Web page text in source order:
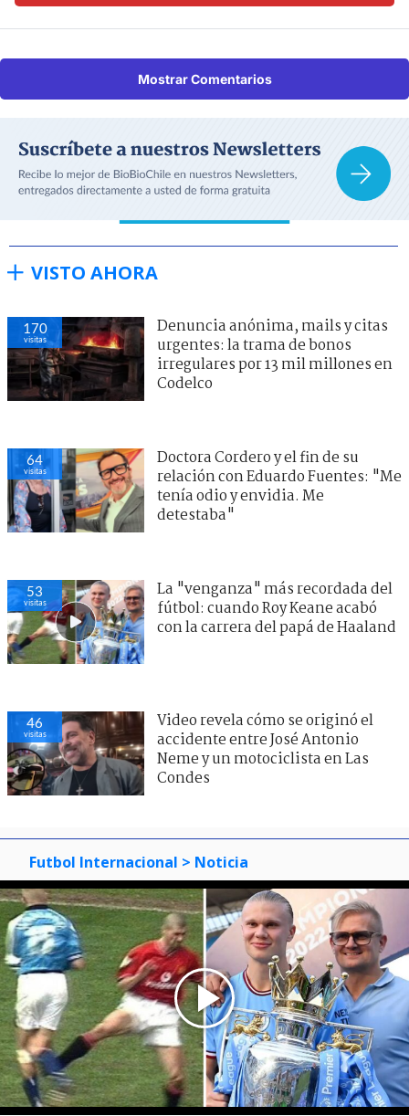
Mostrar Comentarios
VISTO AHORA
172
visitas
Denuncia anónima, mails y citas
urgentes: la trama de bonos
irregulares por 13 mil millones en
Codelco
58
visitas
Doctora Cordero y el fin de su
relación con Eduardo Fuentes: "Me
tenía odio y envidia. Me
detestaba"
55
visitas
La "venganza" más recordada del
fútbol: cuando Roy Keane acabó
con la carrera del papá de Haaland
48
visitas
Video revela cómo se originó el
accidente entre José Antonio
Neme y un motociclista en Las
Condes
Futbol Internacional > Noticia